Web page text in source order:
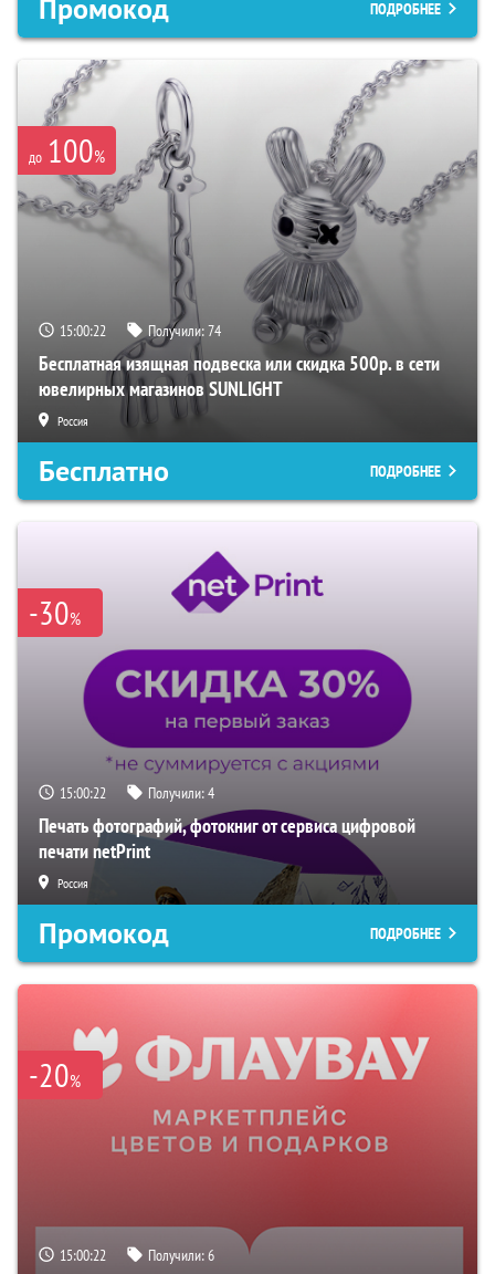
Промокод ПОДРОБНЕЕ
до 100%
15:00:21 Получили:74
Бесплатная изящная подвеска или скидка 500р. в сети
ювелирных магазинов SUNLIGHT
Россия
Бесплатно ПОДРОБНЕЕ
-30%
15:00:21 Получили:4
Печать фотографий, фотокниг от сервиса цифровой
печати netPrint
Россия
Промокод ПОДРОБНЕЕ
-20%
15:00:21 Получили:6